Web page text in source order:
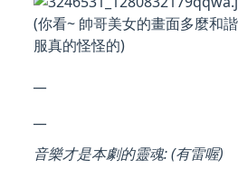
(你看~ 帥哥美女的畫面多麼和
服真的怪怪的)
音樂才是本劇的靈魂: (有雷喔)